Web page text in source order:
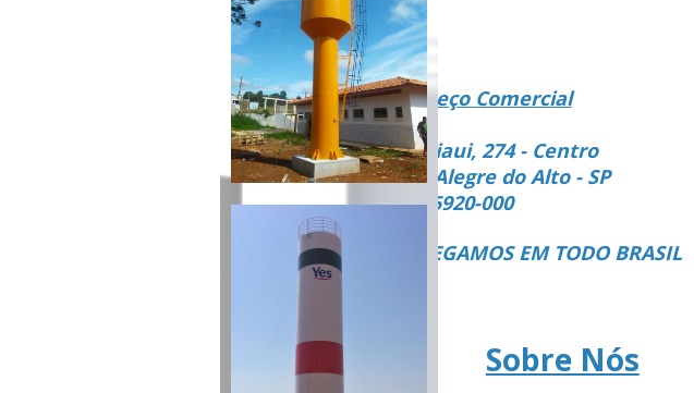
Endereço Comercial
Rua Piaui, 274 - Centro
Vista Alegre do Alto - SP
CEP 15920-000
ENTREGAMOS EM TODO BRASIL
Sobre Nós